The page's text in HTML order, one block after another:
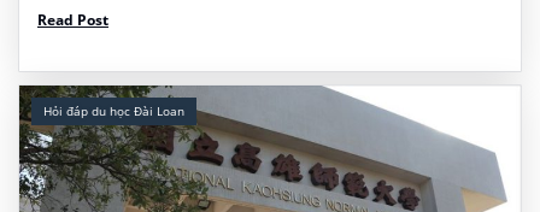
Read Post
Hỏi đáp du học Đài Loan